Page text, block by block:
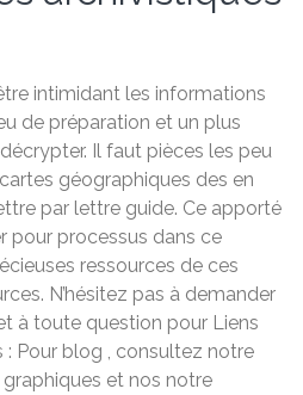
intimidant les informations
de préparation et un plus
Il faut pièces les peu
géographiques des en
par lettre guide. Ce apporté
pour processus dans ce
ressources de ces
N’hésitez pas à demander
à toute question pour Liens
: Pour blog , consultez notre
et nos notre